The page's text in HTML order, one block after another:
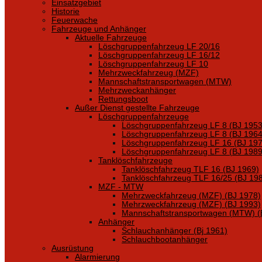
Einsatzgebiet
Historie
Feuerwache
Fahrzeuge und Anhänger
Aktuelle Fahrzeuge
Löschgruppenfahrzeug LF 20/16
Löschgruppenfahrzeug LF 16/12
Löschgruppenfahrzeug LF 10
Mehrzweckfahrzeug (MZF)
Mannschaftstransportwagen (MTW)
Mehrzweckanhänger
Rettungsboot
Außer Dienst gestellte Fahrzeuge
Löschgruppenfahrzeuge
Löschgruppenfahrzeug LF 8 (BJ
Löschgruppenfahrzeug LF 8 (BJ
Löschgruppenfahrzeug LF 16 (BJ
Löschgruppenfahrzeug LF 8 (BJ
Tanklöschfahrzeuge
Tanklöschfahrzeug TLF 16 (BJ 1969)
Tanklöschfahrzeug TLF 16/25 (BJ
MZF - MTW
Mehrzweckfahrzeug (MZF) (BJ 1978)
Mehrzweckfahrzeug (MZF) (BJ 1993)
Mannschaftstransportwagen (MTW)
Anhänger
Schlauchanhänger (Bj 1961)
Schlauchbootanhänger
Ausrüstung
Alarmierung